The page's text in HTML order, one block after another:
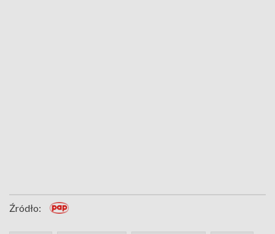
Źródło: